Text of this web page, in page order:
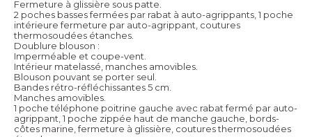
Fermeture à glissière sous patte.
2 poches basses fermées par rabat à auto-agrippants, 1 poche
intérieure fermeture par auto-agrippant, coutures
thermosoudées étanches.
Doublure blouson :
Imperméable et coupe-vent.
Intérieur matelassé, manches amovibles.
Blouson pouvant se porter seul.
Bandes rétro-réfléchissantes 5 cm.
Manches amovibles.
1 poche téléphone poitrine gauche avec rabat fermé par auto-
agrippant, 1 poche zippée haut de manche gauche, bords-
côtes marine, fermeture à glissière, coutures thermosoudées